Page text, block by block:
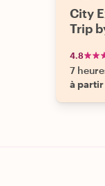
City
Trip
4.8
7
à partir